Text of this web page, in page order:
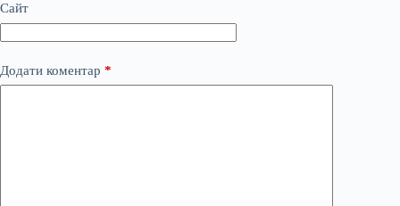
Сайт
Додати коментар *